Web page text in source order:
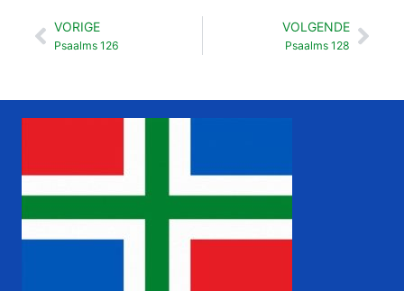
Vorige
VORIGE
Psaalms 126
VOLGENDE
Psaalms 128